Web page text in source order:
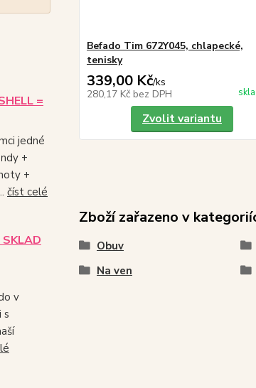
=
jedné
+
+
číst celé
v
s
Befado Tim 672Y045, chlapecké,
tenisky
339,00 Kč/ks
280,17 Kč bez DPH
Zvolit variantu
Zboží zařazeno v
Obuv
Na ven